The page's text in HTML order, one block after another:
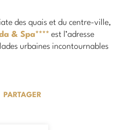
des quais et du centre-ville,
& Spa**** est l’adresse
urbaines incontournables
PARTAGER